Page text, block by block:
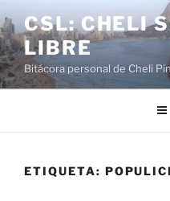
al
contenido
CSL: CHELI
LIBRE
Bitácora personal de Cheli
ETIQUETA: